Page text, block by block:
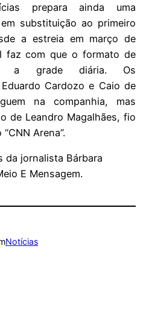
prepara ainda uma
substituição ao primeiro
a estreia em março de
faz com que o formato de
a grade diária. Os
Cardozo e Caio de
na companhia, mas
de Leandro Magalhães, fio
Arena”.
da jornalista Bárbara
E Mensagem.
Notícias